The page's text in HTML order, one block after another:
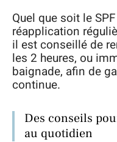
Quel que soit le
réapplication
il est conseillé de
les 2 heures, ou
baignade, afin de
continue.
Des conseils
au quotidien